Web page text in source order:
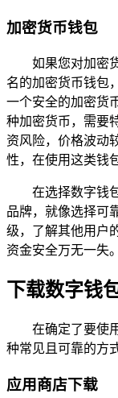
加密货币钱包
如果您对加密
名的加密货币钱包
一个安全的加密货
种加密货币，需要
资风险，价格波动
性，在使用这类钱
在选择数字钱
品牌，就像选择可
级，了解其他用户
资金安全万无一失。
下载数字钱
在确定了要使
种常见且可靠的方
应用商店下载